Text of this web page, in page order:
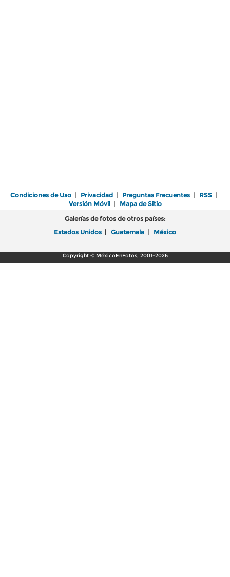
Condiciones de Uso | Privacidad | Preguntas Frecuentes | RSS |
Versión Móvil| Mapa de Sitio
Galerías de fotos de otros países:
Estados Unidos | Guatemala | México
Copyright © MéxicoEnFotos, 2001-2026